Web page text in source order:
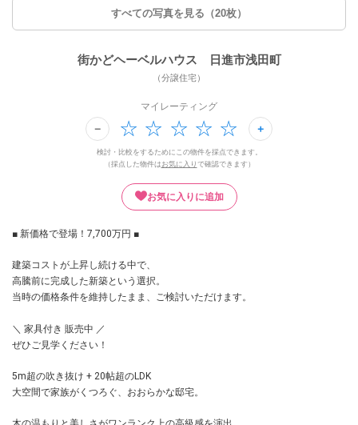
すべての写真を見る（20枚）
街かどヘーベルハウス 日進市浅田町
（分譲住宅）
マイレーティング
検討・比較をするためにこの物件を採点できます。
（採点した物件は お気に入り で確認できます）
お気に入りに追加
■ 新価格で登場！7,700万円 ■
建築コストが上昇し続ける中で、
高騰前に完成した新築という選択。
当時の価格条件を維持したまま、ご検討いただけます。
＼ 家具付き 販売中 ／
ぜひご見学ください！
5m超の吹き抜け + 20帖超のLDK
大空間で家族がくつろぐ、おおらかな邸宅。